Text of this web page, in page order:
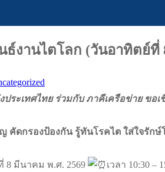
งานไตโลก (วันอาทิตย์ที่
ระเทศไทย ร่วมกับ ภาคีเครือข่าย ขอ
คัดกรองป้องกัน รู้ทันโรคไต ใส่ใจรักษ์
8 มีนาคม พ.ศ. 2569 เวลา 10:30 –